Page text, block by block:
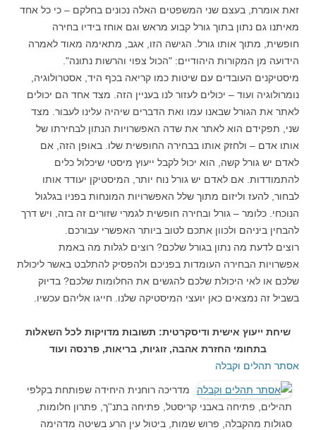
זאת אומרת, בעצם שני המשפטים האלה נכונים בחלקם – כי כל אחד
מאיתנו גם נתון בתוך גורל קבוע מראש וגם אוחז בידיו בחירה
חופשית, מתוך אותו גורל. הגישה הזו, אגב, מתאימה מאוד לאמרה
הידועה מן המקורות היהודיים: "הכול צפוי והרשות נתונה".
מיסטיקנים העובדים עם שיטות כמו קריאה בכף היד, אסטרולוגיה,
נומרולוגיה ועוד – יכולים לעזור לנו בעניין הזה. מצד אחד הם יכולים
לאתר את הגורל שבאנו עמו ואת הדברים שיהיה עלינו לעבור. מצד
שני, תפקידם הוא לאתר את שדה האפשרויות הנתון לבחירתו של
אותו אדם – ולחזק אותו בבחירה החופשית שלו. באופן הזה, אם
לאדם יש גורל קשה, הוא יכול לקבל ייעוץ מיסטי שיכלול כלים
להתמודדות. אם לאדם יש גורל נוח יותר, המיסטיקן יעודד אותו
לבחור, להעז וליזום מתוך שלל האפשרויות המונחות בפניו בגלגול
הנוכחי. כלומר – גורל ובחירה חופשית לגמרי שזורים זה בזה, ויש דרך
להבחין ביניהם ולכוון אתכם לטוב ביותר האפשרי עבורכם.
רוצים לדעת מה נתון בגורל שלכם? רוצים לגלות מה באמת
אפשרויות הבחירה העומדות בפניכם ולהפסיק להתלבט באשר ליכולת
שלכם או לאי היכולת שלכם להגשים את החלומות שלכם? בדיוק
בשביל זה נמצאים כאן יועצי המיסטיקה שלנו. חייגו אליהם עכשיו.
שיחת ייעוץ אישית ודיסקרטית: תשובות מדויקות לכל השאלות
בתחומי החזרת אהבה, זוגיות, בריאות, פרנסה ועוד
אסתר תהלים וקבלה
מדריכה רוחנית היחידה שפותחת בקלפי
תהילים, פתיחה באבני קריסטל, פתיחה בתנ''ך, פתרון חלומות,
סגולות מהקבלה, פרוש שמות, ביטול עין הרע בשיטה מדהימה